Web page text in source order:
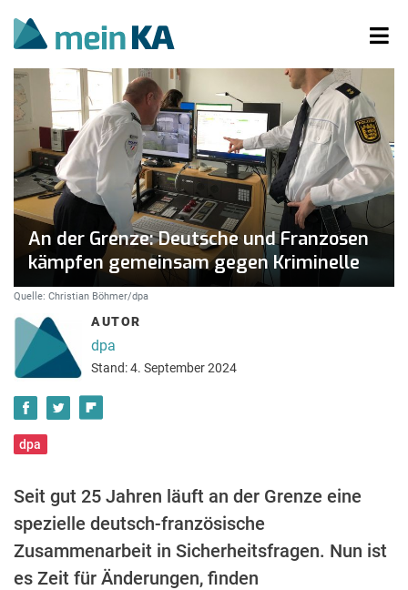
An der Grenze: Deutsche und Franzosen
kämpfen gemeinsam gegen Kriminelle
Quelle: Christian Böhmer/dpa
AUTOR
dpa
Stand: 4. September 2024
dpa
Seit gut 25 Jahren läuft an der Grenze eine
spezielle deutsch-französische
Zusammenarbeit in Sicherheitsfragen. Nun ist
es Zeit für Änderungen, finden